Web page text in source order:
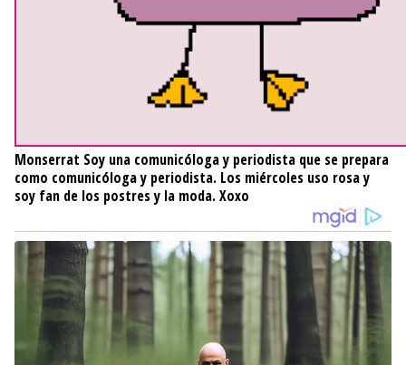
Monserrat Soy una comunicóloga y periodista que se prepara
como comunicóloga y periodista. Los miércoles uso rosa y
soy fan de los postres y la moda. Xoxo